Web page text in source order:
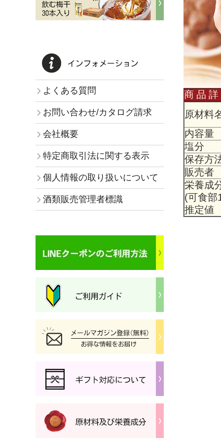
商 品
原材料
内容量
塩分
保存方
販売者
栄養成
(可食部
推定値
よくある質問
お問い合わせ/カタログ請求
会社概要
特定商取引法に関する表示
個人情報の取り扱いについて
酒類販売管理者標識